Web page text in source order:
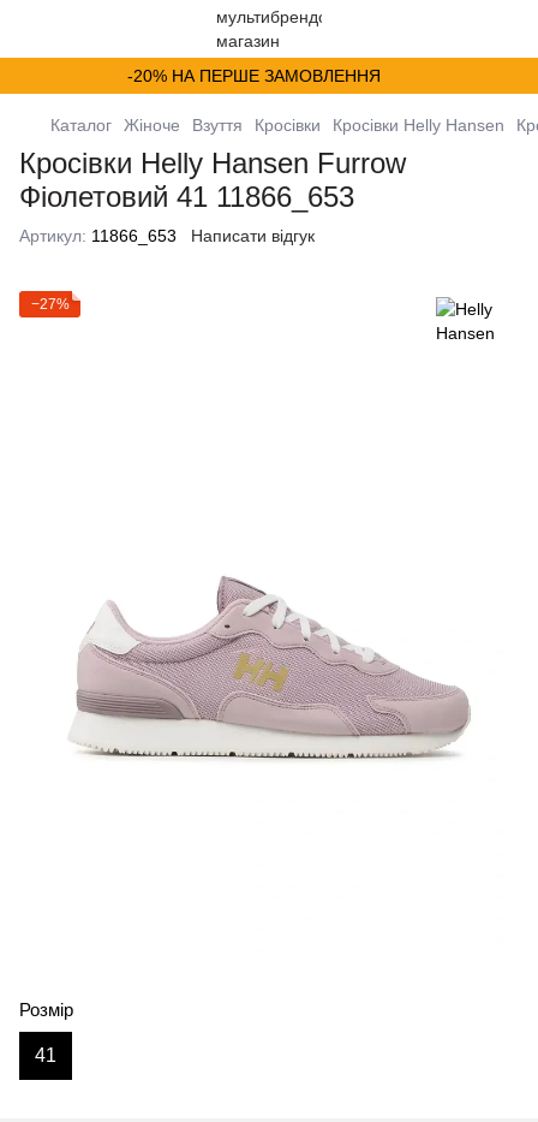
-20% НА ПЕРШЕ ЗАМОВЛЕННЯ
Каталог Жіноче Взуття Кросівки Кросівки Helly Hansen
Кросівки Helly Hansen Furrow
Фіолетовий 41 11866_653
Артикул: 11866_653 Написати відгук
−27%
Розмір
41